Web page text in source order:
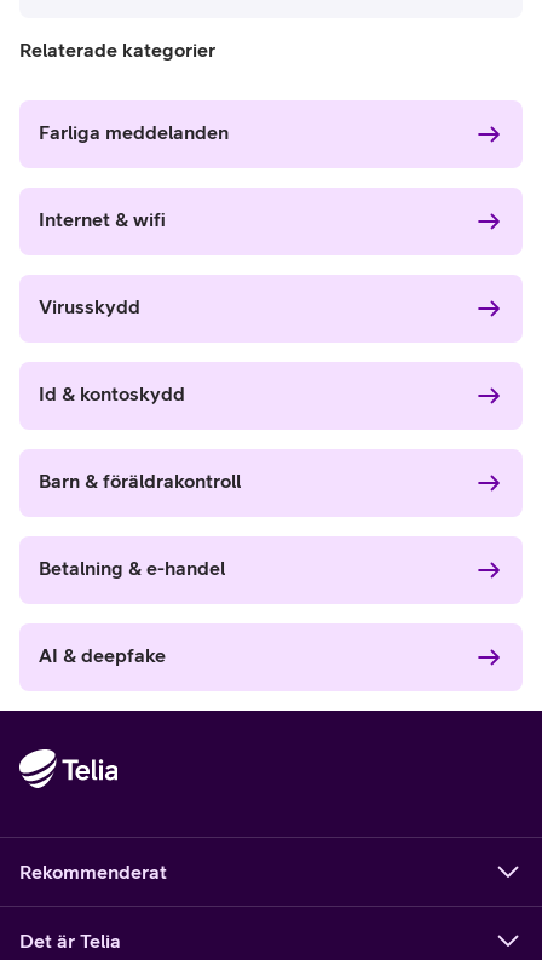
Relaterade kategorier
Farliga meddelanden
Internet & wifi
Virusskydd
Id & kontoskydd
Barn & föräldrakontroll
Betalning & e-handel
AI & deepfake
Rekommenderat
Det är Telia